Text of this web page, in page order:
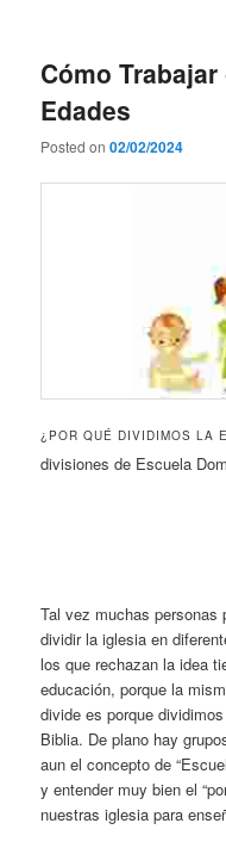
Cómo
Edades
Posted on02/02/2024
¿POR QUÉ DIVIDIMOS LA
divisiones de Escuela
Tal vez muchas personas
dividir la iglesia en
los que rechazan la idea
educación, porque la
divide es porque
Biblia. De plano hay
aun el concepto de
y entender muy bien el
nuestras iglesia para